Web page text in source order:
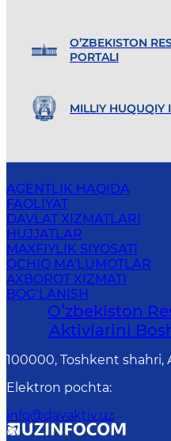
O’ZBEKISTON
PORTALI
MILLIY HUQUQIY
AGENTLIK HAQIDA
FAOLIYAT
DAVLAT XIZMATLARI
HUJJATLAR
MAXFIYLIK SIYOSATI
OCHIQ MA'LUMOTLAR
AXBOROT XIZMATI
BOG‘LANISH
Oʻzbekiston
Aktivlarini
100000, Toshkent shahri,
Elektron pochta:
info@davaktiv.uz